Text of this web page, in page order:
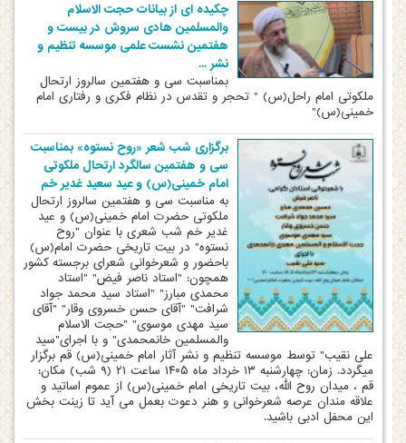
چکیده ای از بیانات حجت الاسلام
والمسلمین هادی سروش در بیست و
هفتمین نشست علمی موسسه تنظیم و
نشر ...
بمناسبت سی و هفتمین سالروز ارتحال
ملکوتی امام راحل(س) " تحجر و تقدس در نظام فکری و رفتاری امام
خمینی(س)"
برگزاری شب شعر «روح نستوه» بمناسبت
سی و هفتمین سالگرد ارتحال ملکوتی
امام خمینی(س) و عید سعید غدیر خم
️به مناسبت سی و هفتمین سالروز ارتحال
ملکوتی حضرت امام خمینی(س) و عید
غدیر خم شب شعری با عنوان "روح
نستوه" در بیت تاریخی حضرت امام(س)
باحضور و شعرخوانی شعرای برجسته کشور
همچون: "استاد ناصر فیض" "استاد
محمدی مبارز" "استاد سید محمد جواد
شرافت" "آقای حسن خسروی وقار" "آقای
سید مهدی موسوی" "حجت الاسلام
والمسلمین خانمحمدی" و با اجرای"سید
علی نقیب" توسط موسسه تنظیم و نشر آثار امام خمینی(س) قم برگزار
میگردد. زمان: چهارشنبه ۱۳ خرداد ماه ۱۴۰۵ ساعت ۲۱ (۹ شب) مکان:
قم ، میدان روح الله، بیت تاریخی امام خمینی(س) از عموم اساتید و
علاقه مندان عرصه شعرخوانی و هنر دعوت بعمل می آید تا زینت بخش
این محفل ادبی باشید.